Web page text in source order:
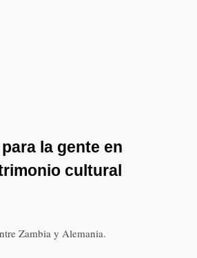
la gente en
cultural
Zambia y Alemania.